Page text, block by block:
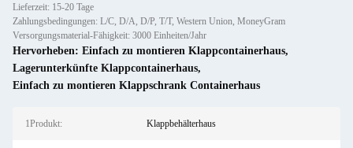
Lieferzeit: 15-20 Tage
Zahlungsbedingungen: L/C, D/A, D/P, T/T, Western Union, MoneyGram
Versorgungsmaterial-Fähigkeit: 3000 Einheiten/Jahr
Hervorheben: Einfach zu montieren Klappcontainerhaus,
Lagerunterkünfte Klappcontainerhaus,
Einfach zu montieren Klappschrank Containerhaus
1Produkt: Klappbehälterhaus